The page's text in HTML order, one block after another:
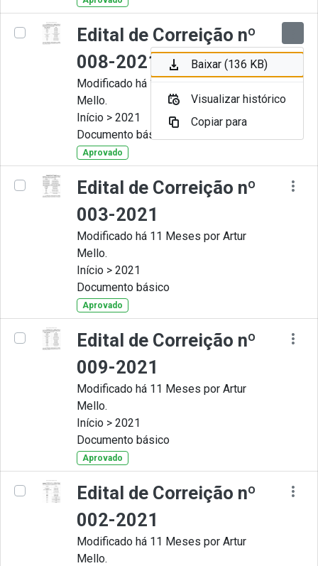
Edital de Correição nº
008-2021
Modificado há 11 Meses por Artur
Mello.
Início > 2021
Documento básico
Aprovado
Edital de Correição nº
003-2021
Modificado há 11 Meses por Artur
Mello.
Início > 2021
Documento básico
Aprovado
Edital de Correição nº
009-2021
Modificado há 11 Meses por Artur
Mello.
Início > 2021
Documento básico
Aprovado
Edital de Correição nº
002-2021
Modificado há 11 Meses por Artur
Mello.
Baixar (136 KB)
Visualizar histórico
Copiar para